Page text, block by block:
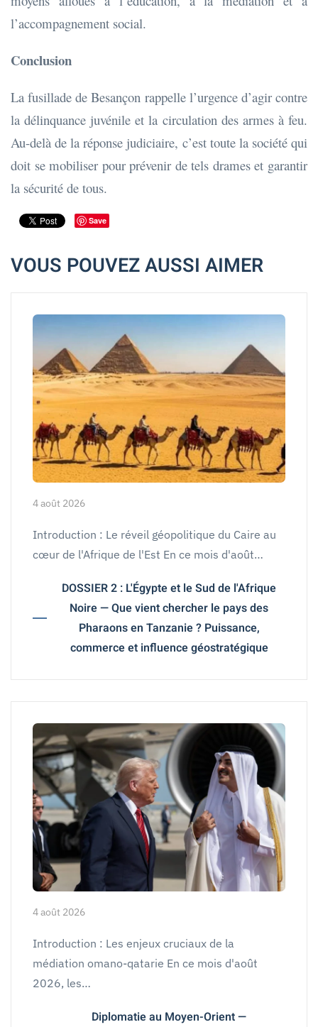
l’accompagnement social.
Conclusion
La fusillade de Besançon rappelle l’urgence d’agir contre
la délinquance juvénile et la circulation des armes à feu.
Au-delà de la réponse judiciaire, c’est toute la société qui
doit se mobiliser pour prévenir de tels drames et garantir
la sécurité de tous.
Save
VOUS POUVEZ AUSSI AIMER
4 août 2026
Introduction : Le réveil géopolitique du Caire au
cœur de l'Afrique de l'Est En ce mois d'août…
DOSSIER 2 : L'Égypte et le Sud de l'Afrique
Noire — Que vient chercher le pays des
Pharaons en Tanzanie ? Puissance,
commerce et influence géostratégique
4 août 2026
Introduction : Les enjeux cruciaux de la
médiation omano-qatarie En ce mois d'août
2026, les…
Diplomatie au Moyen-Orient —